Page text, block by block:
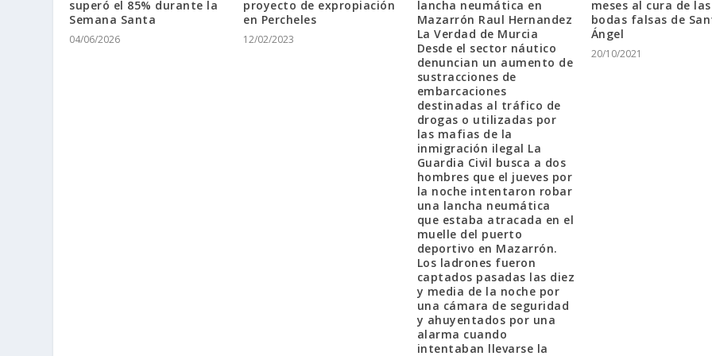
superó el 85% durante la
Semana Santa
04/06/2026
proyecto de expropiación
en Percheles
12/02/2023
lancha neumática en
Mazarrón Raul Hernandez
La Verdad de Murcia
Desde el sector náutico
denuncian un aumento de
sustracciones de
embarcaciones
destinadas al tráfico de
drogas o utilizadas por
las mafias de la
inmigración ilegal La
Guardia Civil busca a dos
hombres que el jueves por
la noche intentaron robar
una lancha neumática
que estaba atracada en el
muelle del puerto
deportivo en Mazarrón.
Los ladrones fueron
captados pasadas las diez
y media de la noche por
una cámara de seguridad
y ahuyentados por una
alarma cuando
intentaban llevarse la
meses al cura de las
bodas falsas de
Ángel
20/10/2021